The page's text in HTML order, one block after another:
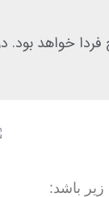
مشاوره تلفنی وکیل جرایم
باشد: